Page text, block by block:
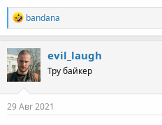
R
e
a
c
t
i
o
n
s
bandana
evil_laugh
Тру байкер
29 Авг 2021